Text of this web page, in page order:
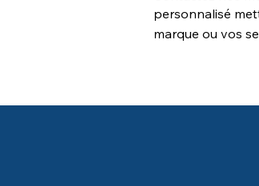
personnalisé
marque ou vos